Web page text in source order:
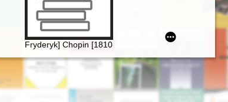
Fryderyk] Chopin [1810-1849] i George Sand [1804-